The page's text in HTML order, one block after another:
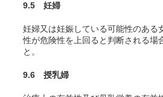
9.5 妊婦
妊婦又は妊娠している可能性のある
性が危険性を上回ると判断される場
と。
9.6 授乳婦